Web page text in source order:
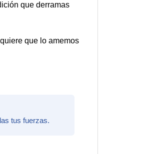
que derramas
que lo amemos
tus fuerzas.